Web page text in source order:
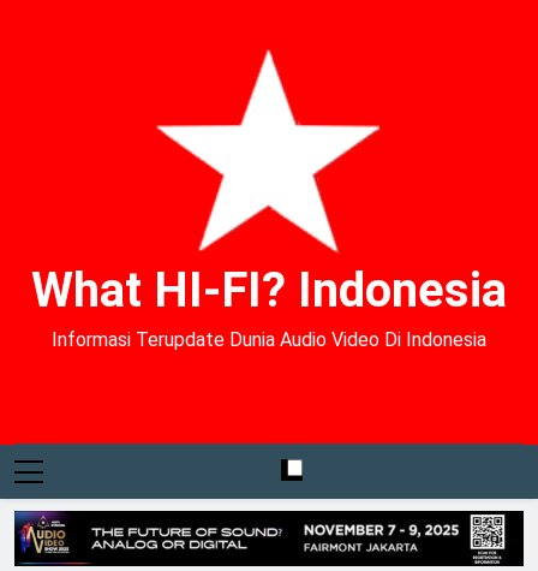
What HI-FI? Indonesia
Informasi Terupdate Dunia Audio Video Di Indonesia